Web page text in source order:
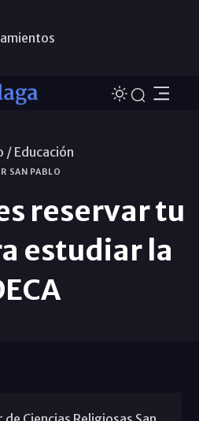
/ Educación
SAN PABLO
reservar tu
estudiar la